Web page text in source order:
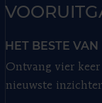
HET BESTE
Ontvang vier
nieuwste